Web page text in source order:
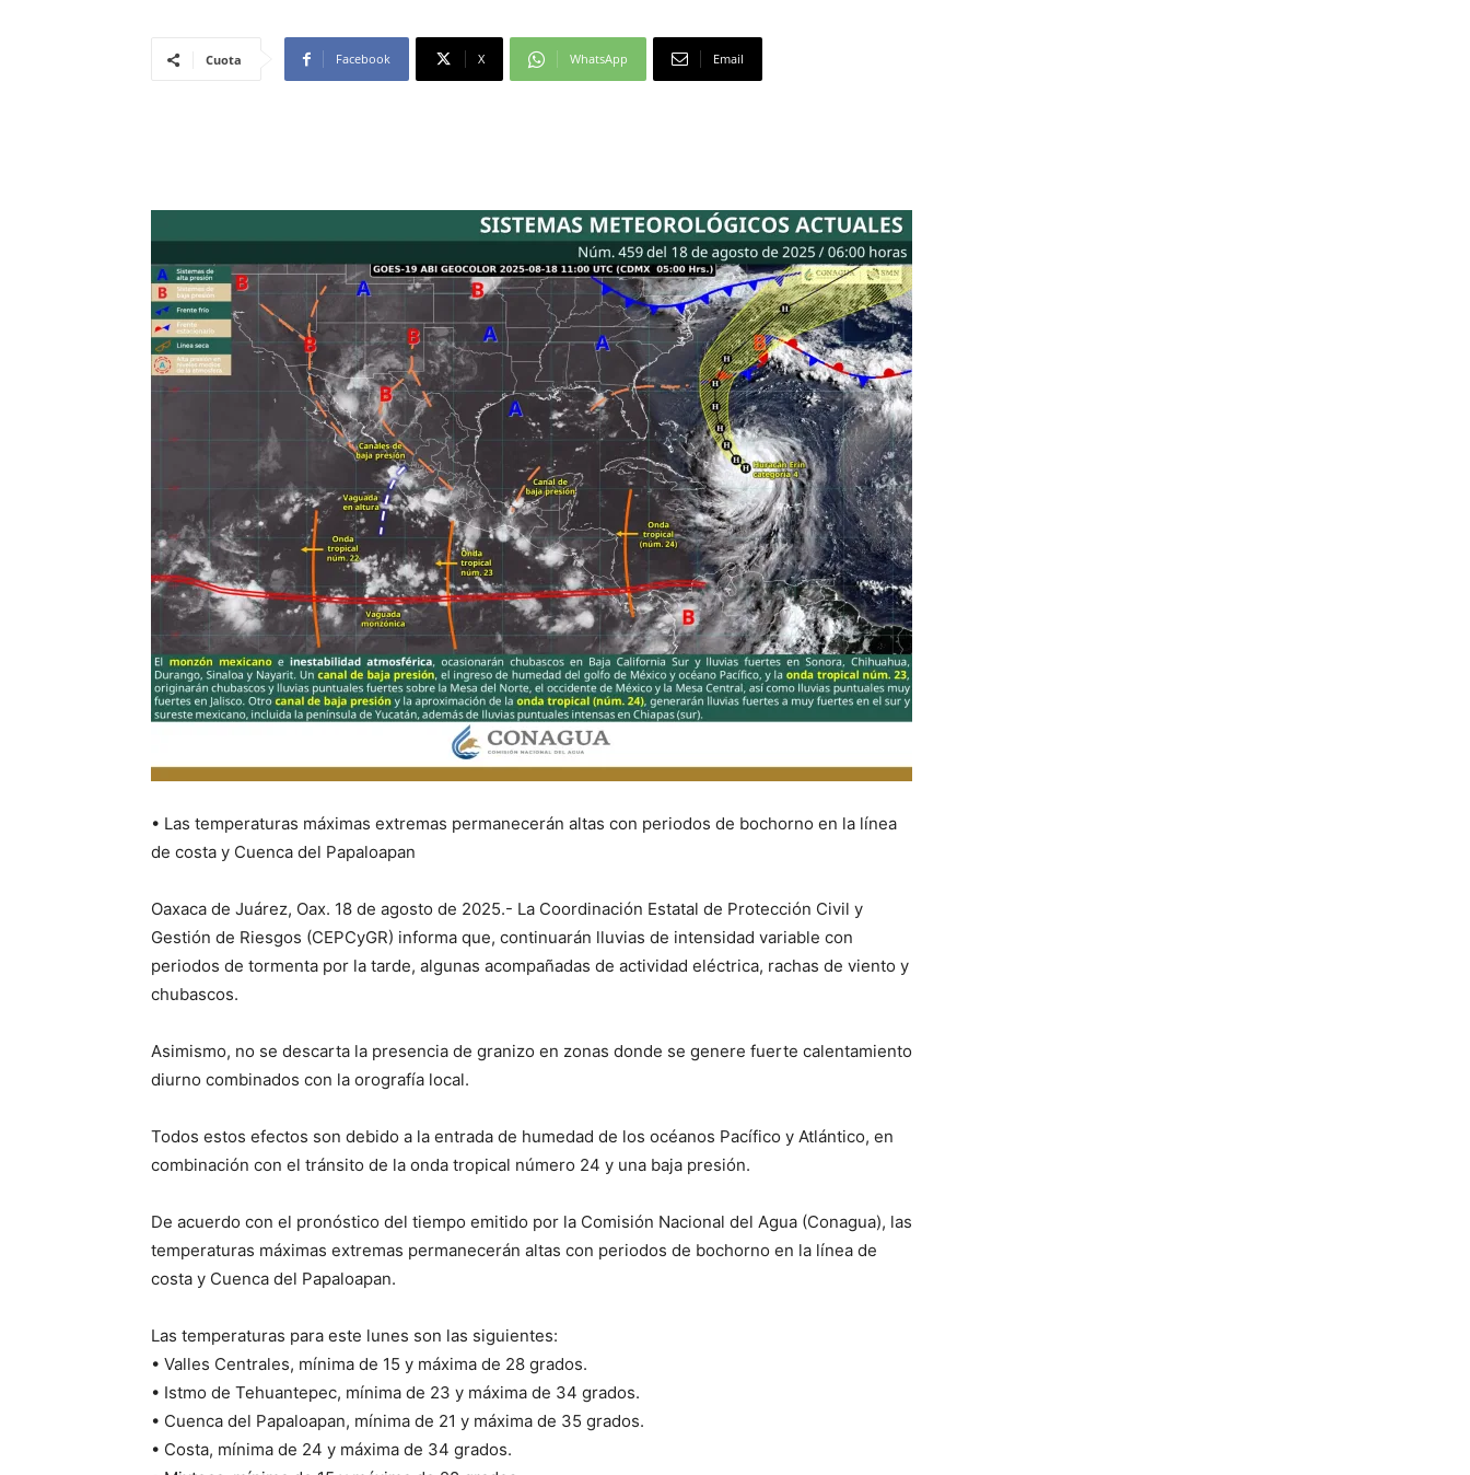
Cuota Facebook X WhatsApp Email
• Las temperaturas máximas extremas permanecerán altas con periodos de bochorno en la línea
de costa y Cuenca del Papaloapan
Oaxaca de Juárez, Oax. 18 de agosto de 2025.- La Coordinación Estatal de Protección Civil y
Gestión de Riesgos (CEPCyGR) informa que, continuarán lluvias de intensidad variable con
periodos de tormenta por la tarde, algunas acompañadas de actividad eléctrica, rachas de viento y
chubascos.
Asimismo, no se descarta la presencia de granizo en zonas donde se genere fuerte calentamiento
diurno combinados con la orografía local.
Todos estos efectos son debido a la entrada de humedad de los océanos Pacífico y Atlántico, en
combinación con el tránsito de la onda tropical número 24 y una baja presión.
De acuerdo con el pronóstico del tiempo emitido por la Comisión Nacional del Agua (Conagua), las
temperaturas máximas extremas permanecerán altas con periodos de bochorno en la línea de
costa y Cuenca del Papaloapan.
Las temperaturas para este lunes son las siguientes:
• Valles Centrales, mínima de 15 y máxima de 28 grados.
• Istmo de Tehuantepec, mínima de 23 y máxima de 34 grados.
• Cuenca del Papaloapan, mínima de 21 y máxima de 35 grados.
• Costa, mínima de 24 y máxima de 34 grados.